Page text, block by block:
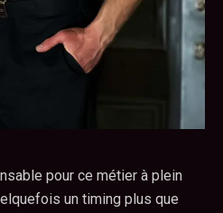
pour ce métier à plein
un timing plus que